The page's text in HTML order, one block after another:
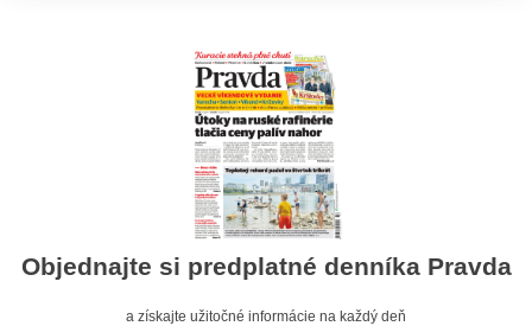
Objednajte si predplatné denníka Pravda
a získajte užitočné informácie na každý deň